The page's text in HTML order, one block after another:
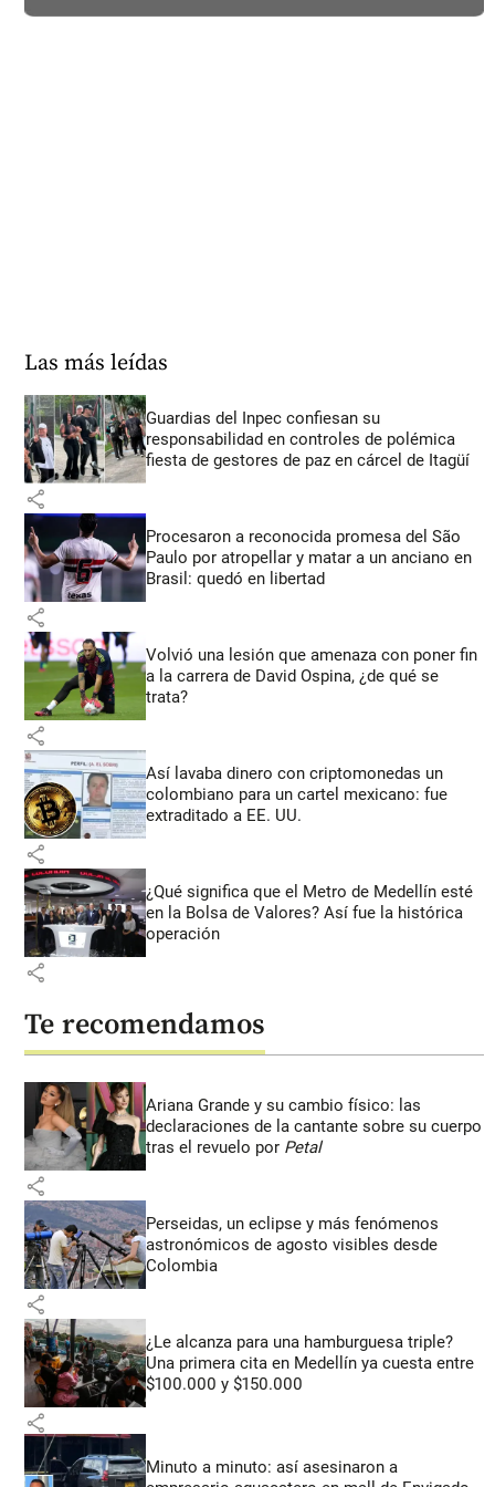
Las más leídas
Guardias del Inpec confiesan su
responsabilidad en controles de polémica
fiesta de gestores de paz en cárcel de Itagüí
share
Procesaron a reconocida promesa del São
Paulo por atropellar y matar a un anciano en
Brasil: quedó en libertad
share
Volvió una lesión que amenaza con poner fin
a la carrera de David Ospina, ¿de qué se
trata?
share
Así lavaba dinero con criptomonedas un
colombiano para un cartel mexicano: fue
extraditado a EE. UU.
share
¿Qué significa que el Metro de Medellín esté
en la Bolsa de Valores? Así fue la histórica
operación
share
Te recomendamos
Ariana Grande y su cambio físico: las
declaraciones de la cantante sobre su cuerpo
tras el revuelo por Petal
share
Perseidas, un eclipse y más fenómenos
astronómicos de agosto visibles desde
Colombia
share
¿Le alcanza para una hamburguesa triple?
Una primera cita en Medellín ya cuesta entre
$100.000 y $150.000
share
Minuto a minuto: así asesinaron a